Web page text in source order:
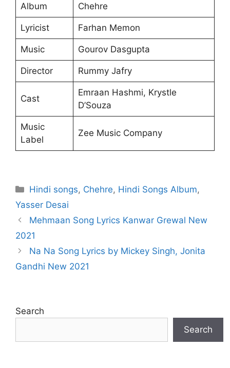
Album Chehre
Lyricist Farhan Memon
Music Gourov Dasgupta
Director Rummy Jafry
Cast
Emraan Hashmi, Krystle
D’Souza
Music
Label
Zee Music Company
Categories
Hindi songs, Chehre, Hindi Songs Album,
Yasser Desai
Mehmaan Song Lyrics Kanwar Grewal New
2021
Na Na Song Lyrics by Mickey Singh, Jonita
Gandhi New 2021
Search
Search